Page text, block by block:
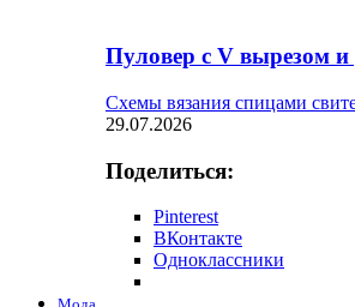
Пуловер с V вырезом
Схемы вязания спицами
29.07.2026
Поделиться:
Pinterest
ВКонтакте
Одноклассники